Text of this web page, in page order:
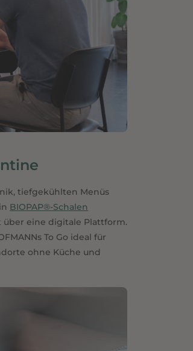
tiefgekühlten Menüs
BIOPAP®-Schalen
über eine digitale Plattform.
To Go ideal für
ohne Küche und